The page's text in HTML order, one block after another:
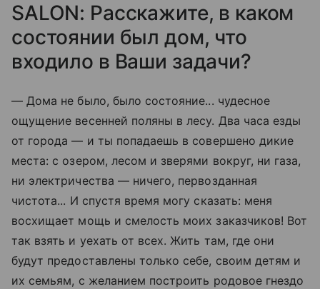
SALON: Расскажите, в каком
состоянии был дом, что
входило в Ваши задачи?
— Дома не было, было состояние... чудесное
ощущение весенней поляны в лесу. Два часа езды
от города — и ты попадаешь в совершено дикие
места: с озером, лесом и зверями вокруг, ни газа,
ни электричества — ничего, первозданная
чистота... И спустя время могу сказать: меня
восхищает мощь и смелость моих заказчиков! Вот
так взять и уехать от всех. Жить там, где они
будут предоставлены только себе, своим детям и
их семьям, с желанием построить родовое гнездо